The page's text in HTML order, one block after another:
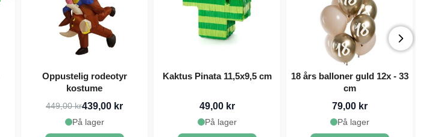
Oppustelig rodeotyr
kostume
449,00 kr439,00 kr
På lager
Kaktus Pinata 11,5x9,5 cm
49,00 kr
På lager
18 års balloner guld 12x - 33
cm
79,00 kr
På lager